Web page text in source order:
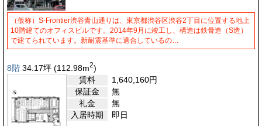
（仮称）S-Frontier渋谷青山通りは、東京都渋谷区渋谷2丁目に位置する地上
10階建てのオフィスビルです。2014年9月に竣工し、構造は鉄骨造（S造）
で建てられています。新耐震基準に適合しているの…
8階 34.17坪 (112.98m2)
賃料
1,640,160円
保証金
無
礼金
無
入居時期
即日